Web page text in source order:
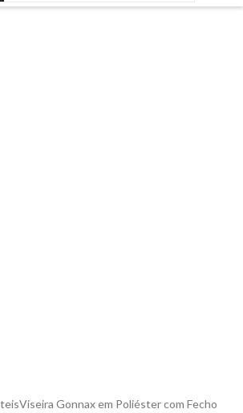
Viseira Gonnax em Poliéster com Fecho